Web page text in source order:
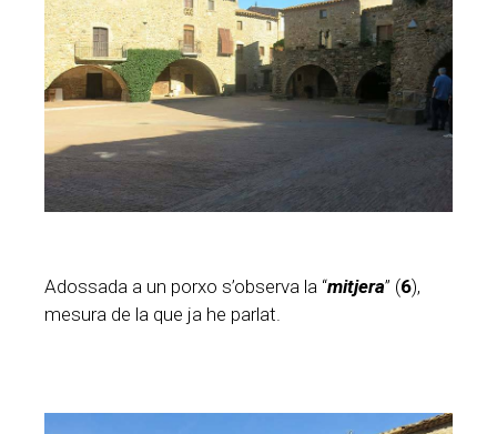
Adossada a un porxo s’observa la “mitjera” (6),
mesura de la que ja he parlat.